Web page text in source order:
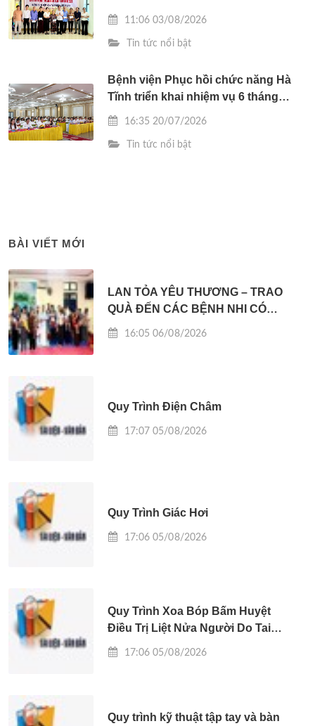
SỨC KHỎE MIỄN PHÍ CHO
11:06 03/08/2026
Tin tức nổi bật
Bệnh viện Phục hồi chức năng Hà
Tĩnh triển khai nhiệm vụ 6 tháng
cuối năm 2026
16:35 20/07/2026
Tin tức nổi bật
BÀI VIẾT MỚI
LAN TỎA YÊU THƯƠNG – TRAO
QUÀ ĐẾN CÁC BỆNH NHI CÓ
HOÀN CẢNH KHÓ KHĂN
16:05 06/08/2026
Quy Trình Điện Châm
17:07 05/08/2026
Quy Trình Giác Hơi
17:06 05/08/2026
Quy Trình Xoa Bóp Bấm Huyệt
Điều Trị Liệt Nửa Người Do Tai
Biến Mạch Máu Não
17:06 05/08/2026
Quy trình kỹ thuật tập tay và bàn